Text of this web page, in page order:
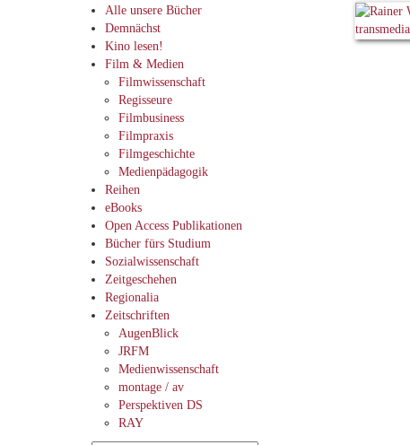
Alle unsere Bücher
Demnächst
Kino lesen!
Film & Medien
Filmwissenschaft
Regisseure
Filmbusiness
Filmpraxis
Filmgeschichte
Medienpädagogik
Reihen
eBooks
Open Access Publikationen
Bücher fürs Studium
Sozialwissenschaft
Zeitgeschehen
Regionalia
Zeitschriften
AugenBlick
JRFM
Medienwissenschaft
montage / av
Perspektiven DS
RAY